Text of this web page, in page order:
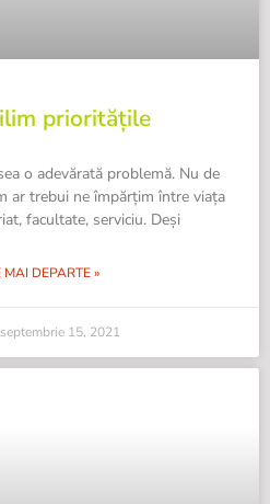
prioritățile
o adevărată problemă. Nu de
ar trebui ne împărțim între viața
facultate, serviciu. Deși
MAI DEPARTE »
septembrie 15, 2021